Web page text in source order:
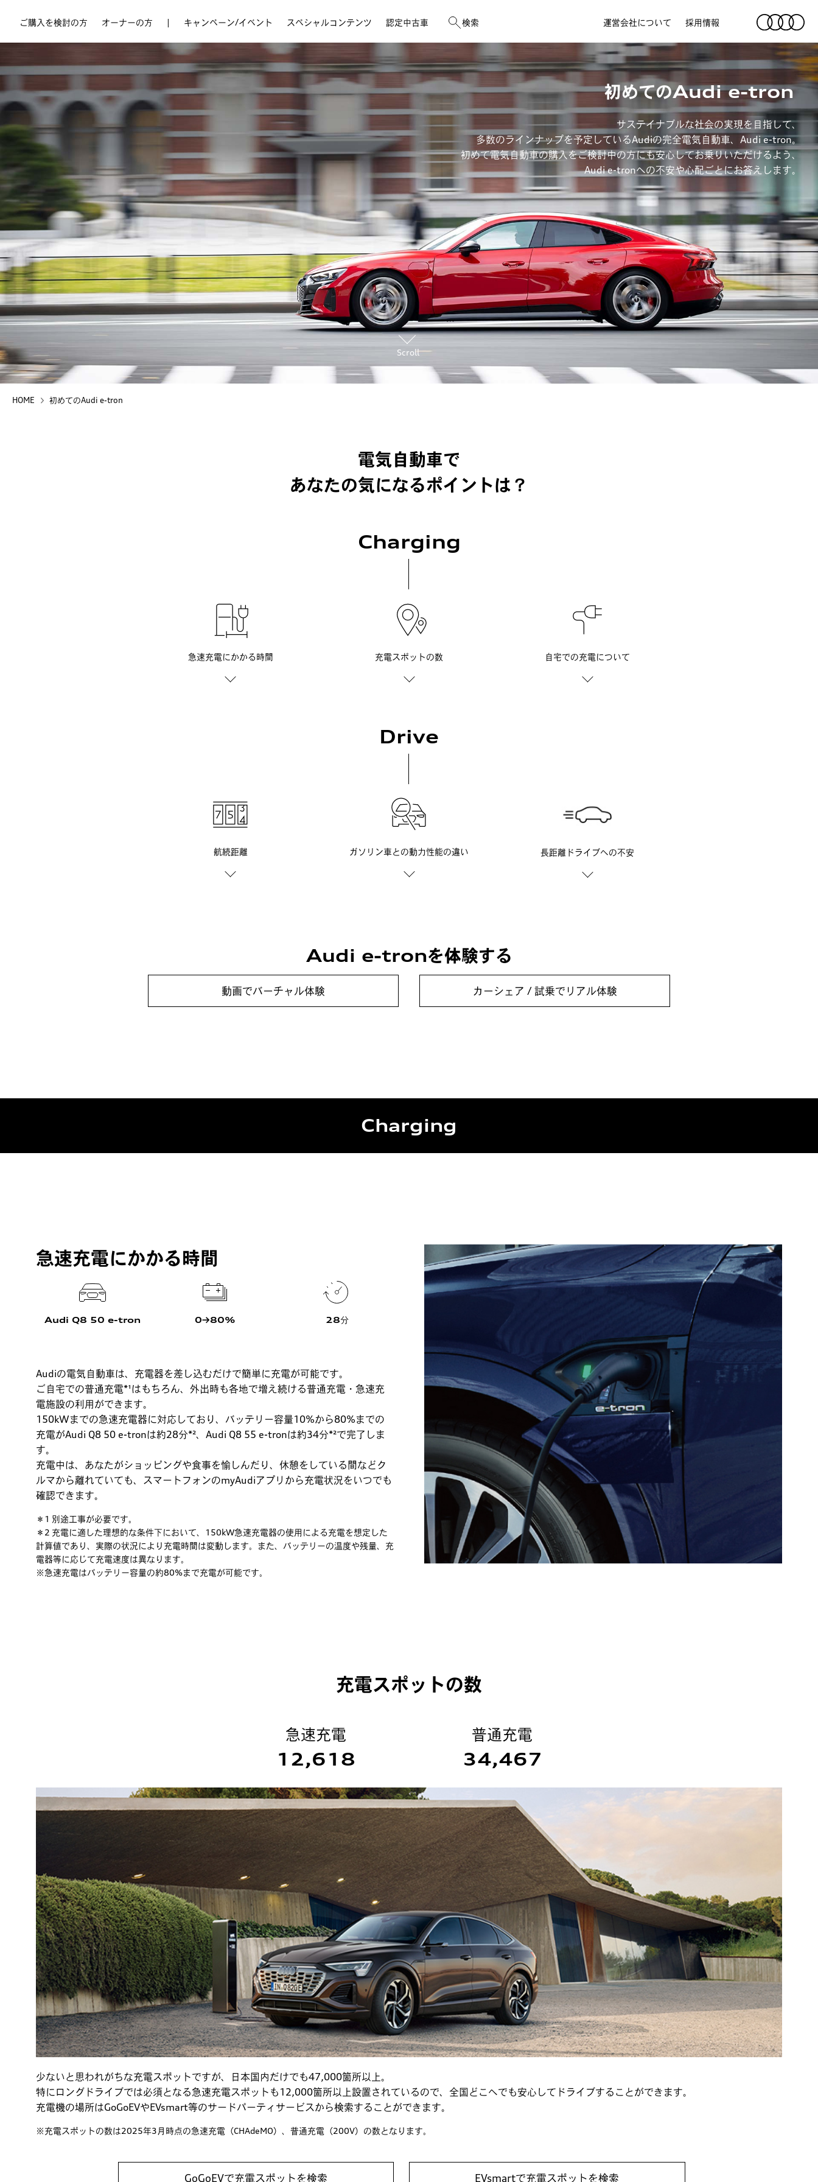
ご購入を検討の方
初めてのAudi e-tron
モビリティサービス
メールマガジン登録
公式YouTubeチャンネル
LINEアカウントのご案内
オンライン商談サービス
最新モデル
オーナーの方
アフターサービスのご案内
Audi Online Shop
モビリティサービス
入庫予約
ボディリペアWeb見積りサービス
車検
最新モデル 認定中古車 店舗一覧
| キャンペーン/イベント
Audi Special Compact Fair 2026
Audi e-tronモデル 期間限定 Special Offer
Audi Summer Refresh Campaign 2026
キャンペーン一覧はこちら
イベント
Audi e-tron Owner's Interview
Audi GALA & Circuit Experience
Audi Kids Cup 2026
イベント一覧はこちら
最新モデル 認定中古車 店舗一覧
スペシャルコンテンツ 認定中古車 検索 運営会社について 採用情報
初めてのAudi e-tron
サステイナブルな社会の実現を目指して、
多数のラインナップを予定しているAudiの完全電気自動車、Audi e-tron。
初めて電気自動車の購入をご検討中の方にも安心してお乗りいただけるよう、
Audi e-tronへの不安や心配ごとにお答えします。
Scroll
HOME 初めてのAudi e-tron
電気自動車で
あなたの気になるポイントは？
Charging
急速充電にかかる時間 充電スポットの数 自宅での充電について
Drive
航続距離 ガソリン車との動力性能の違い 長距離ドライブへの不安
Audi e-tronを体験する
動画でバーチャル体験 カーシェア / 試乗でリアル体験
Charging
急速充電にかかる時間
Audi Q8 50 e-tron 0→80% 28分
Audiの電気自動車は、充電器を差し込むだけで簡単に充電が可能です。
ご自宅での普通充電*¹はもちろん、外出時も各地で増え続ける普通充電・急速充
電施設の利用ができます。
150kWまでの急速充電器に対応しており、バッテリー容量10%から80%までの
充電がAudi Q8 50 e-tronは約28分*²、Audi Q8 55 e-tronは約34分*²で完了しま
す。
充電中は、あなたがショッピングや食事を愉しんだり、休憩をしている間などク
ルマから離れていても、スマートフォンのmyAudiアプリから充電状況をいつでも
確認できます。
＊1 別途工事が必要です。
＊2 充電に適した理想的な条件下において、150kW急速充電器の使用による充電を想定した
計算値であり、実際の状況により充電時間は変動します。また、バッテリーの温度や残量、充
電器等に応じて充電速度は異なります。
※急速充電はバッテリー容量の約80%まで充電が可能です。
充電スポットの数
急速充電
12,618
普通充電
34,467
少ないと思われがちな充電スポットですが、日本国内だけでも47,000箇所以上。
特にロングドライブでは必須となる急速充電スポットも12,000箇所以上設置されているので、全国どこへでも安心してドライブすることができます。
充電機の場所はGoGoEVやEVsmart等のサードパーティサービスから検索することができます。
※充電スポットの数は2025年3月時点の急速充電（CHAdeMO）、普通充電（200V）の数となります。
GoGoEVで充電スポットを検索 EVsmartで充電スポットを検索